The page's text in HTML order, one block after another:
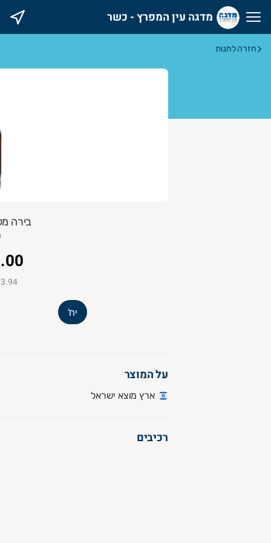
מדגה עין המפרץ - כשר
מדגה עין המפרץ - כשר
חזרה לחנות
בירה
₪3.94 ל-
יח'
על המוצר
ארץ מוצא ישראל
רכיבים